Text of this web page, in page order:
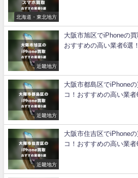
北海道・東北地方
近畿地方
大阪市旭区でiPhoneの
おすすめの高い業者6選！
近畿地方
大阪市都島区でiPhone
コ！おすすめの高い業者
近畿地方
大阪市住吉区でiPhone
コ！おすすめの高い業者